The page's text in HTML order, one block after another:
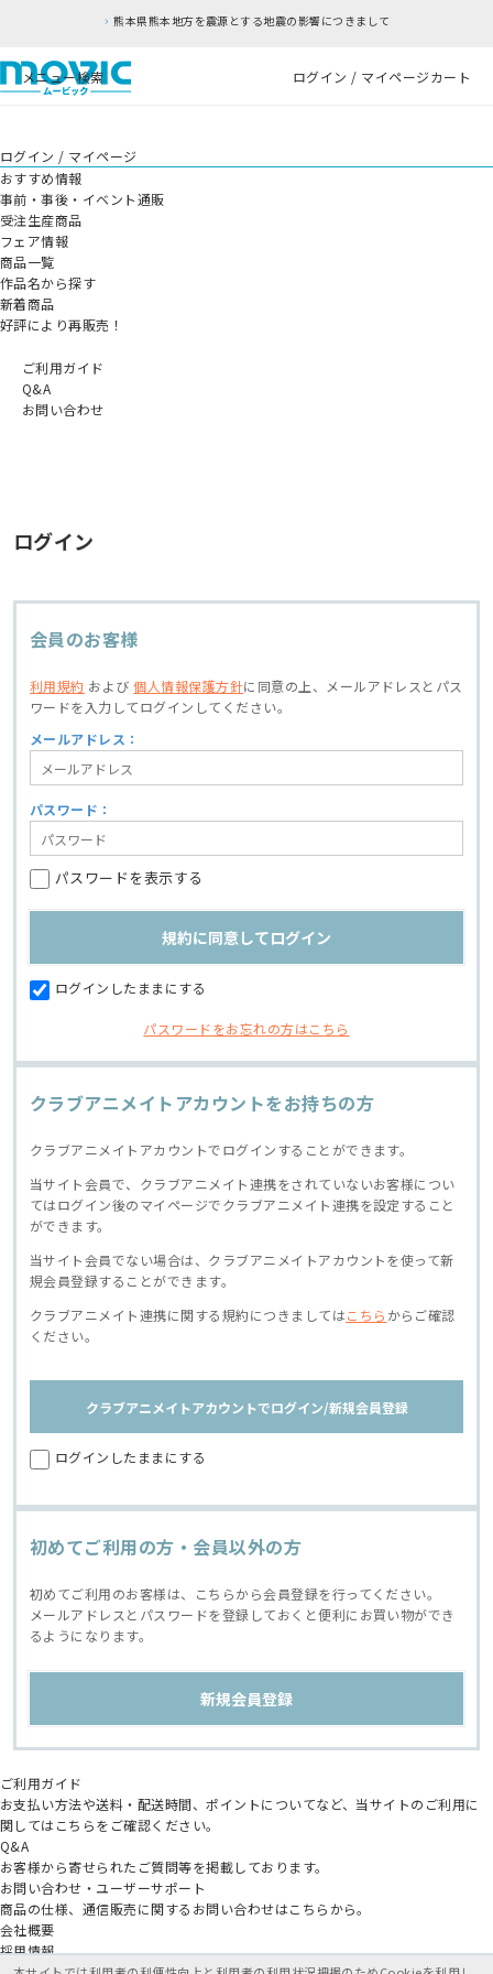
熊本県熊本地方を震源とする地震の影響につきまして
メニュー検索 ログイン / マイページカート
ログイン / マイページ
おすすめ情報
事前・事後・イベント通販
受注生産商品
フェア情報
商品一覧
作品名から探す
新着商品
好評により再販売！
ご利用ガイド
Q&A
お問い合わせ
ログイン
会員のお客様
利用規約 および個人情報保護方針に同意の上、
メールアドレスとパス
ワードを入力してログインしてください。
メールアドレス：
パスワード：
パスワードを表示する
ログインしたままにする
パスワードをお忘れの方はこちら
クラブアニメイトアカウントをお持ちの方
クラブアニメイトアカウントでログインすることができます。
当サイト会員で、クラブアニメイト連携をされていないお客様につい
てはログイン後のマイページでクラブアニメイト連携を設定すること
ができます。
当サイト会員でない場合は、クラブアニメイトアカウントを使って新
規会員登録することができます。
クラブアニメイト連携に関する規約につきましてはこちら からご確認
ください。
クラブアニメイトアカウントでログイン/新規会員登録
ログインしたままにする
初めてご利用の方・会員以外の方
初めてご利用のお客様は、こちらから会員登録を行ってください。
メールアドレスとパスワードを登録しておくと便利にお買い物ができ
るようになります。
ご利用ガイド
お支払い方法や送料・配送時間、ポイントについてなど、当サイトのご利用に
関してはこちらをご確認ください。
Q&A
お客様から寄せられたご質問等を掲載しております。
お問い合わせ・ユーザーサポート
商品の仕様、通信販売に関するお問い合わせはこちらから。
会社概要
採用情報